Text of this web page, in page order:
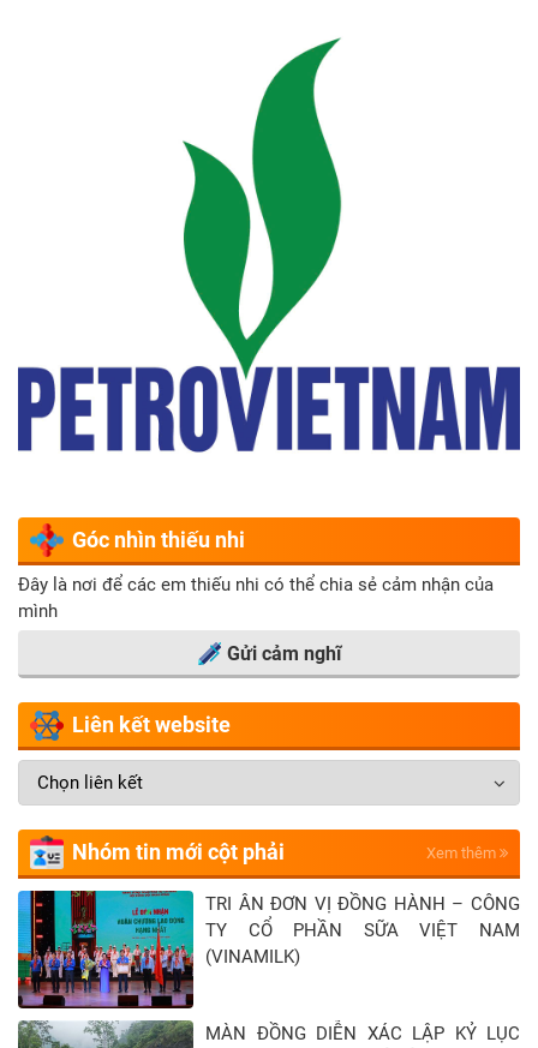
Góc nhìn thiếu nhi
Đây là nơi để các em thiếu nhi có thể chia sẻ cảm nhận của
mình
Gửi cảm nghĩ
Liên kết website
Nhóm tin mới cột phải Xem thêm
TRI ÂN ĐƠN VỊ ĐỒNG HÀNH – CÔNG
TY CỔ PHẦN SỮA VIỆT NAM
(VINAMILK)
MÀN ĐỒNG DIỄN XÁC LẬP KỶ LỤC